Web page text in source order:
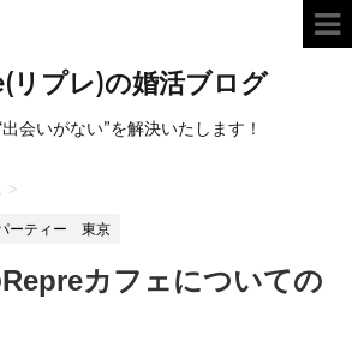
リプレ)の婚活ブログ
会いがない”を解決いたします！
>
ーティー 東京
カフェについての